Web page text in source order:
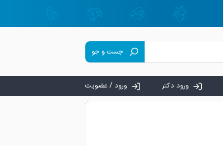
جست و جو
ورود دکتر ورود / عضویت